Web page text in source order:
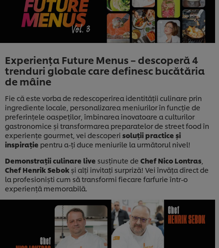
Experiența Future Menus – descoperă 4
trenduri globale care definesc bucătăria
de mâine
Fie că este vorba de redescoperirea identității culinare prin
ingrediente locale, personalizarea meniurilor în funcție de
preferințele oaspeților, îmbinarea inovatoare a culturilor
gastronomice și transformarea preparatelor de street food în
experiențe gourmet​, vei descoperi soluții practice și
inspirație pentru a-ți duce meniurile la următorul nivel!
Demonstrații culinare live susținute de Chef Nico Lontras
Chef Henrik Sebok și alți invitați surpriză! Vei învăța direct de
la profesioniști cum să transformi fiecare farfurie într-o
experiență memorabilă.